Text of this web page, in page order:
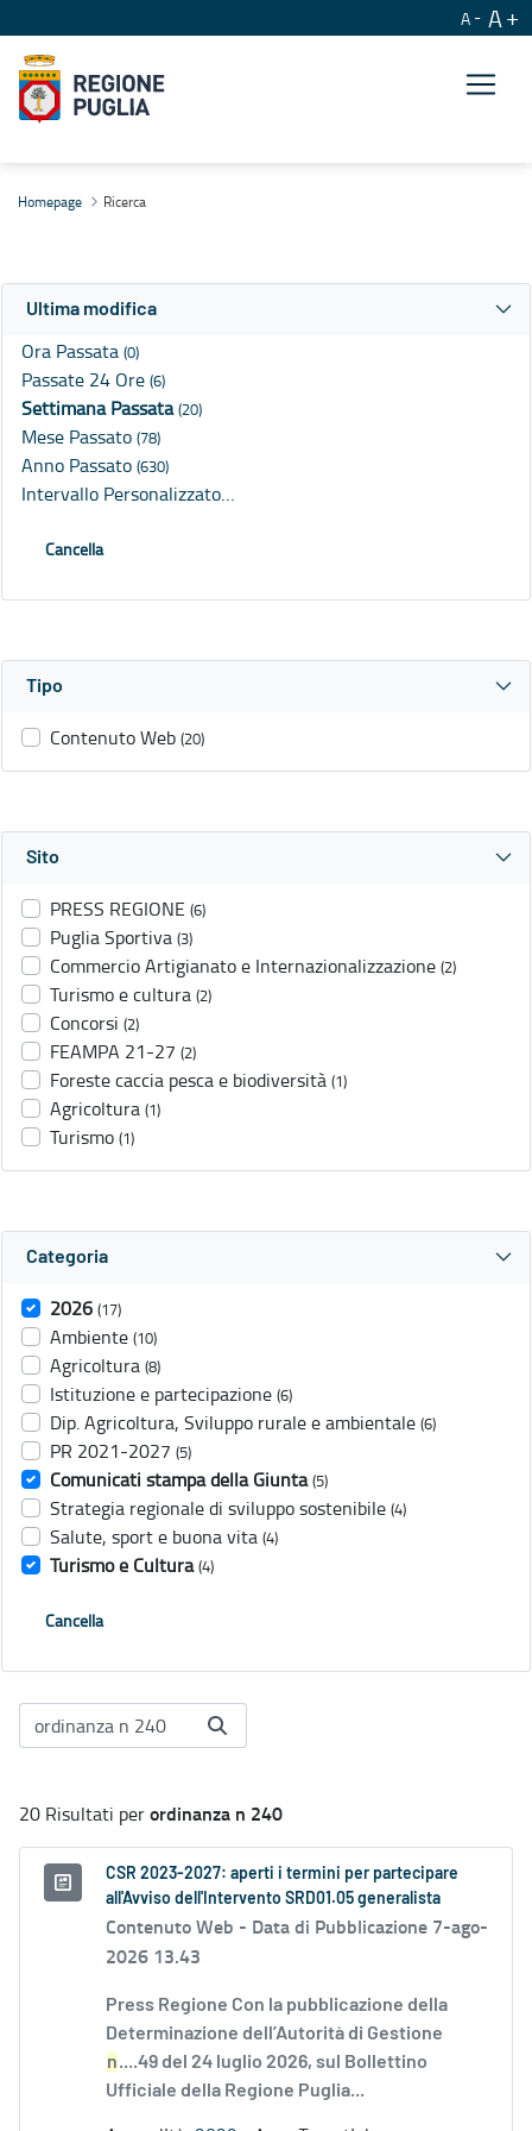
A A
Homepage Ricerca
Ultima modifica
Ora Passata (0)
Passate 24 Ore (6)
Settimana Passata(20)
Mese Passato (78)
Anno Passato (630)
Intervallo Personalizzato…
Cancella
Tipo
Contenuto Web (20)
Sito
PRESS REGIONE (6)
Puglia Sportiva (3)
Commercio Artigianato e Internazionalizzazione (2)
Turismo e cultura (2)
Concorsi (2)
FEAMPA 21-27 (2)
Foreste caccia pesca e biodiversità (1)
Agricoltura (1)
Turismo (1)
Categoria
2026 (17)
Ambiente (10)
Agricoltura (8)
Istituzione e partecipazione (6)
Dip. Agricoltura, Sviluppo rurale e ambientale (6)
PR 2021-2027 (5)
Comunicati stampa della Giunta (5)
Strategia regionale di sviluppo sostenibile (4)
Salute, sport e buona vita (4)
Turismo e Cultura (4)
Cancella
20 Risultati perordinanza n 240
CSR 2023-2027: aperti i termini per partecipare
all'Avviso dell'Intervento SRD01.05 generalista
Contenuto Web - Data di Pubblicazione 7-ago-
2026 13.43
Press Regione Con la pubblicazione della
Determinazione dell’Autorità di Gestione
n....49 del 24 luglio 2026, sul Bollettino
Ufficiale della Regione Puglia...